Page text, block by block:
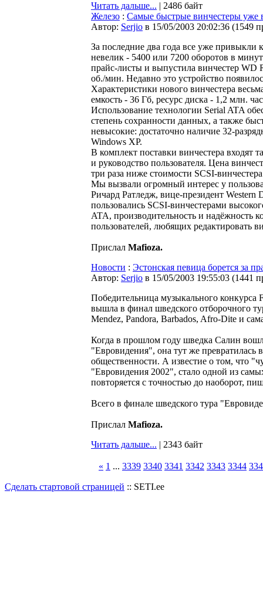
Читать дальше... | 2486 байт
Железо : Самые быстрые винчестеры уже
Автор: Serjio в 15/05/2003 20:02:36 (1549
За последние два года все уже привыкли
невелик - 5400 или 7200 оборотов в
прайс-листы и выпустила винчестер WD
об./мин. Недавно это устройство
Характеристики нового винчестера
емкость - 36 Гб, ресурс диска - 1,2 млн.
Использование технологии Serial ATA
степень сохранности данных, а также
невысокие: достаточно наличие 32-
Windows XP.
В комплект поставки винчестера входят
и руководство пользователя. Цена
три раза ниже стоимости SCSI-
Мы вызвали огромный интерес у
Ричард Ратледж, вице-президент Western
пользовались SCSI-винчестерами
ATA, производительность и надёжность
пользователей, любящих редактировать
Прислал Mafioza.
Новости : Эстонская певица борется за
Автор: Serjio в 15/05/2003 19:55:03 (1441
Победительница музыкального конкурса
вышла в финал шведского отборочного
Mendez, Pandora, Barbados, Afro-Dite и
Когда в прошлом году шведка Салин
"Евровидения", она тут же превратилась
общественности. А известие о том, что
"Евровидения 2002", стало одной из
повторяется с точностью до наоборот,
Всего в финале шведского тура
Прислал Mafioza.
Читать дальше... | 2343 байт
« 1 ... 3339 3340 3341 3342 3343 3344
Сделать стартовой страницей :: SETI.ee